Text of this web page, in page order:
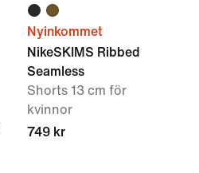
Nyinkommet
NikeSKIMS Ribbed
Seamless
Shorts 13 cm för
kvinnor
749 kr